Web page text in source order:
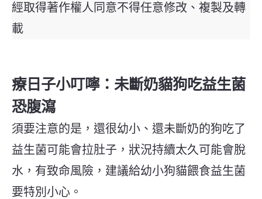
經取得著作權人同意不得任意修改、複製及轉
載
療日子小叮嚀：未斷奶貓狗吃益生菌
恐腹瀉
須要注意的是，還很幼小、還未斷奶的狗吃了
益生菌可能會拉肚子，狀況持續太久可能會脫
水，有致命風險，建議給幼小狗貓餵食益生菌
要特別小心。